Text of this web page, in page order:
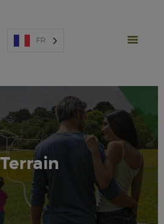
FR
Terrain
NEUFS